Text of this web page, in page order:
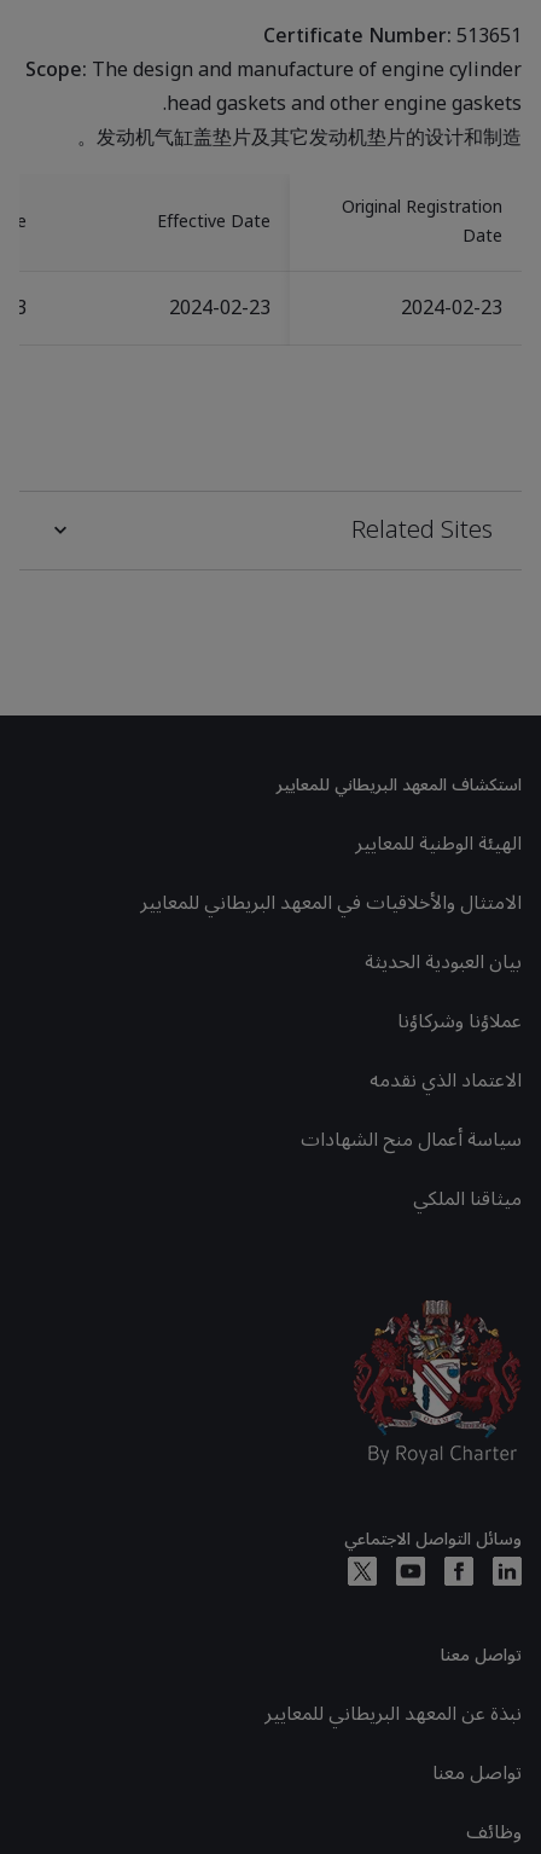
Certificate Number:513651
Scope:The design and manufacture of engine cylinder
head gaskets and other engine gaskets.
发动机气缸盖垫片及其它发动机垫片的设计和制造。
Original Registration
Date
Effective Date
2024-02-23
2024-02-23
Related Sites
استكشاف المعهد البريطاني للمعايير
الهيئة الوطنية للمعايير
الامتثال والأخلاقيات في المعهد البريطاني للمعايير
بيان العبودية الحديثة
عملاؤنا وشركاؤنا
الاعتماد الذي نقدمه
سياسة أعمال منح الشهادات
ميثاقنا الملكي
وسائل التواصل الاجتماعي
تواصل معنا
نبذة عن المعهد البريطاني للمعايير
تواصل معنا
وظائف